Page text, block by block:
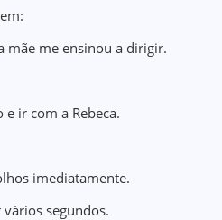
me ensinou a dirigir.
ir com a Rebeca.
imediatamente.
segundos.